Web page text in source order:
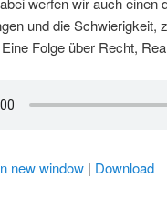
und die
Folge über Recht,
new window | Download